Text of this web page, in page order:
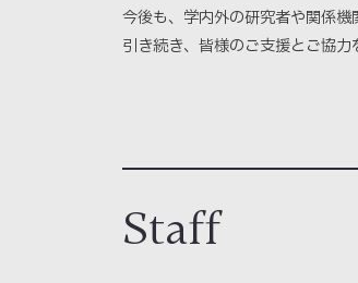
今後も、学内外の研究者や関係機
引き続き、皆様のご支援とご協力
Staff